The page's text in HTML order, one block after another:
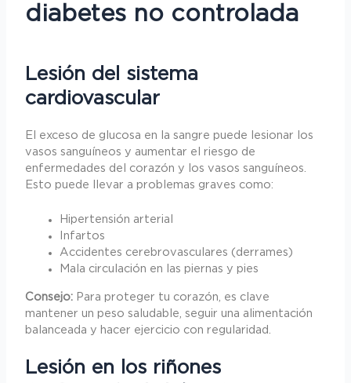
diabetes no controlada
Lesión del sistema
cardiovascular
El exceso de glucosa en la sangre puede lesionar los
vasos sanguíneos y aumentar el riesgo de
enfermedades del corazón y los vasos sanguíneos.
Esto puede llevar a problemas graves como:
Hipertensión arterial
Infartos
Accidentes cerebrovasculares (derrames)
Mala circulación en las piernas y pies
Consejo: Para proteger tu corazón, es clave
mantener un peso saludable, seguir una alimentación
balanceada y hacer ejercicio con regularidad.
Lesión en los riñones